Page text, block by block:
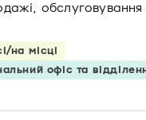
обслуговування
на місці
офіс та